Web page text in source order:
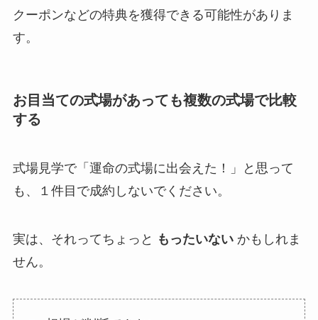
クーポンなどの特典を獲得できる可能性がありま
す。
お目当ての式場があっても複数の式場で比較
する
式場見学で「運命の式場に出会えた！」と思って
も、１件目で成約しないでください。
実は、それってちょっと もったいないかもしれま
せん。